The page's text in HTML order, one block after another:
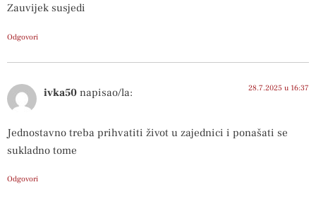
Zauvijek susjedi
Odgovori
ivka50 napisao/la: 28.7.2025 u 16:37
Jednostavno treba prihvatiti život u zajednici i ponašati se
sukladno tome
Odgovori